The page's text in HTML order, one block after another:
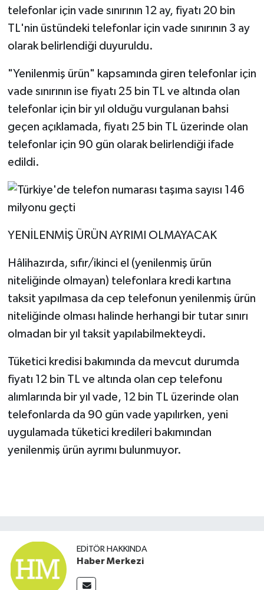
telefonlar için vade sınırının 12 ay, fiyatı 20 bin
TL'nin üstündeki telefonlar için vade sınırının 3 ay
olarak belirlendiği duyuruldu.
"Yenilenmiş ürün" kapsamında giren telefonlar için
vade sınırının ise fiyatı 25 bin TL ve altında olan
telefonlar için bir yıl olduğu vurgulanan bahsi
geçen açıklamada, fiyatı 25 bin TL üzerinde olan
telefonlar için 90 gün olarak belirlendiği ifade
edildi.
YENİLENMİŞ ÜRÜN AYRIMI OLMAYACAK
Hâlihazırda, sıfır/ikinci el (yenilenmiş ürün
niteliğinde olmayan) telefonlara kredi kartına
taksit yapılmasa da cep telefonun yenilenmiş ürün
niteliğinde olması halinde herhangi bir tutar sınırı
olmadan bir yıl taksit yapılabilmekteydi.
Tüketici kredisi bakımında da mevcut durumda
fiyatı 12 bin TL ve altında olan cep telefonu
alımlarında bir yıl vade, 12 bin TL üzerinde olan
telefonlarda da 90 gün vade yapılırken, yeni
uygulamada tüketici kredileri bakımından
yenilenmiş ürün ayrımı bulunmuyor.
EDITÖR HAKKINDA
Haber Merkezi